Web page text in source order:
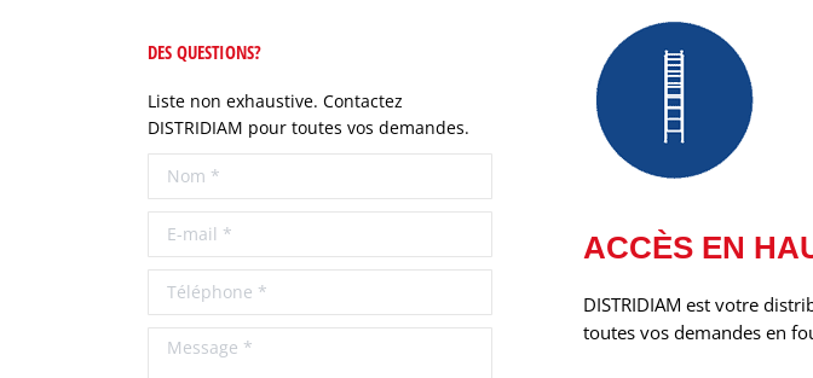
ACCÈS EN
DISTRIDIAM est votre
toutes vos demandes en
DES QUESTIONS?
Liste non exhaustive. Contactez
DISTRIDIAM pour toutes vos demandes.
Nom *
E-mail *
Téléphone *
Message *